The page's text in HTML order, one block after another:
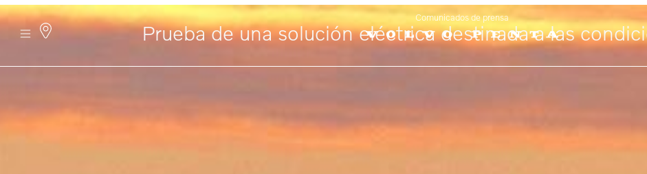
Comunicados de prensa
Prueba de una solución eléctrica destinada a las